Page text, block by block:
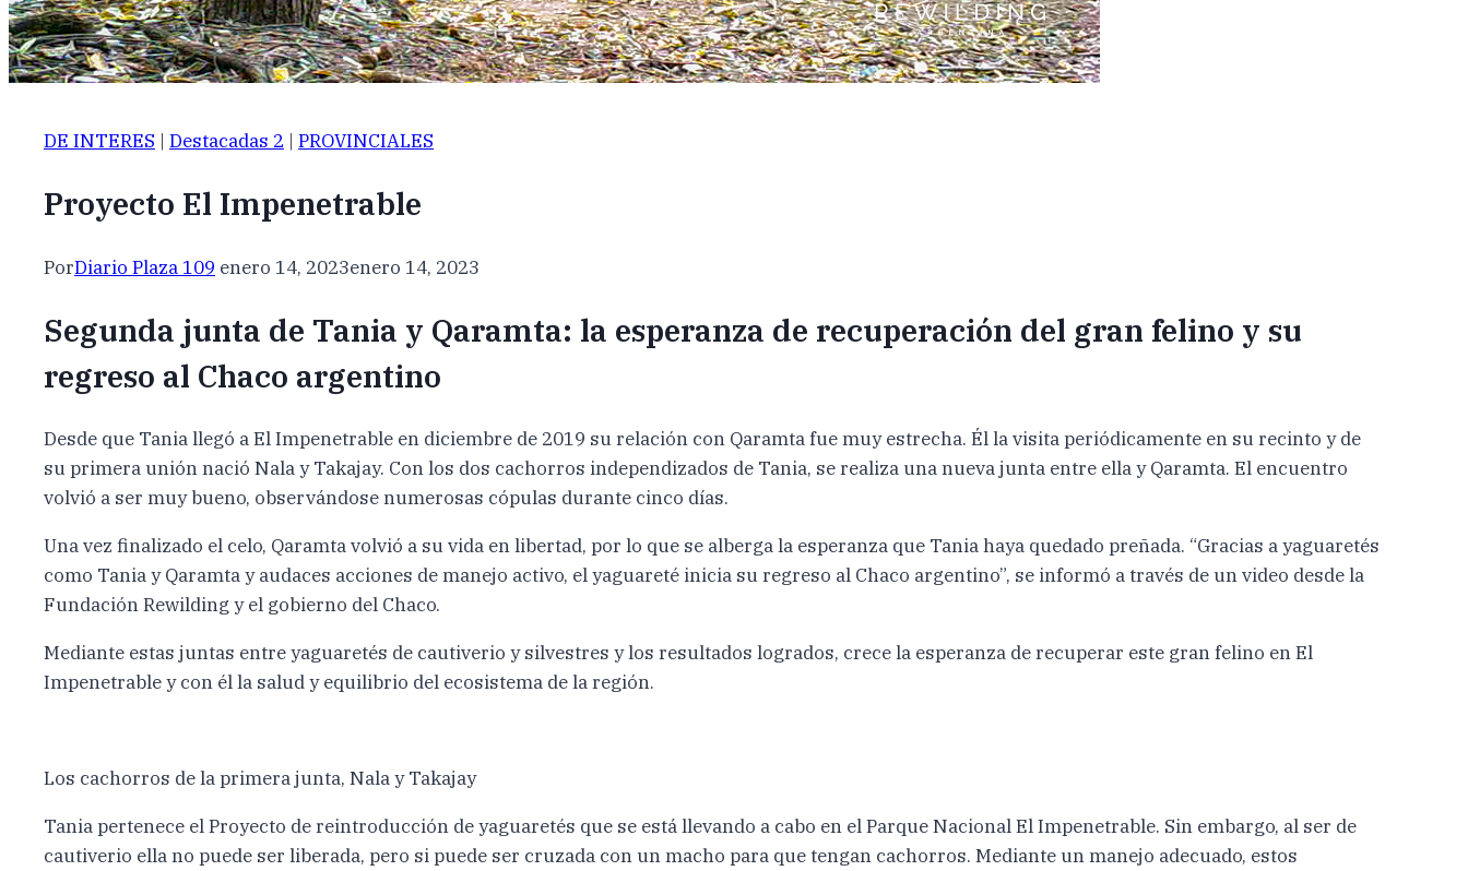
DE INTERES | Destacadas 2 | PROVINCIALES
Proyecto El Impenetrable
PorDiario Plaza 109 enero 14, 2023enero 14, 2023
Segunda junta de Tania y Qaramta: la esperanza de recuperación del gran felino y su
regreso al Chaco argentino
Desde que Tania llegó a El Impenetrable en diciembre de 2019 su relación con Qaramta fue muy estrecha. Él la visita periódicamente en su recinto y de
su primera unión nació Nala y Takajay. Con los dos cachorros independizados de Tania, se realiza una nueva junta entre ella y Qaramta. El encuentro
volvió a ser muy bueno, observándose numerosas cópulas durante cinco días.
Una vez finalizado el celo, Qaramta volvió a su vida en libertad, por lo que se alberga la esperanza que Tania haya quedado preñada. “Gracias a yaguaretés
como Tania y Qaramta y audaces acciones de manejo activo, el yaguareté inicia su regreso al Chaco argentino”, se informó a través de un video desde la
Fundación Rewilding y el gobierno del Chaco.
Mediante estas juntas entre yaguaretés de cautiverio y silvestres y los resultados logrados, crece la esperanza de recuperar este gran felino en El
Impenetrable y con él la salud y equilibrio del ecosistema de la región.
Los cachorros de la primera junta, Nala y Takajay
Tania pertenece el Proyecto de reintroducción de yaguaretés que se está llevando a cabo en el Parque Nacional El Impenetrable. Sin embargo, al ser de
cautiverio ella no puede ser liberada, pero si puede ser cruzada con un macho para que tengan cachorros. Mediante un manejo adecuado, estos